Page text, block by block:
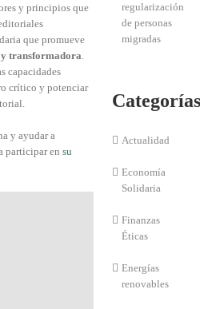
y principios que
que promueve
transformadora.
capacidades
crítico y potenciar
y ayudar a
participar en su
regularización
de personas
migradas
Categorías
Actualidad
Economía
Solidaria
Finanzas
Éticas
Energías
renovables